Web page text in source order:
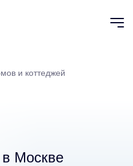
и коттеджей
в Москве